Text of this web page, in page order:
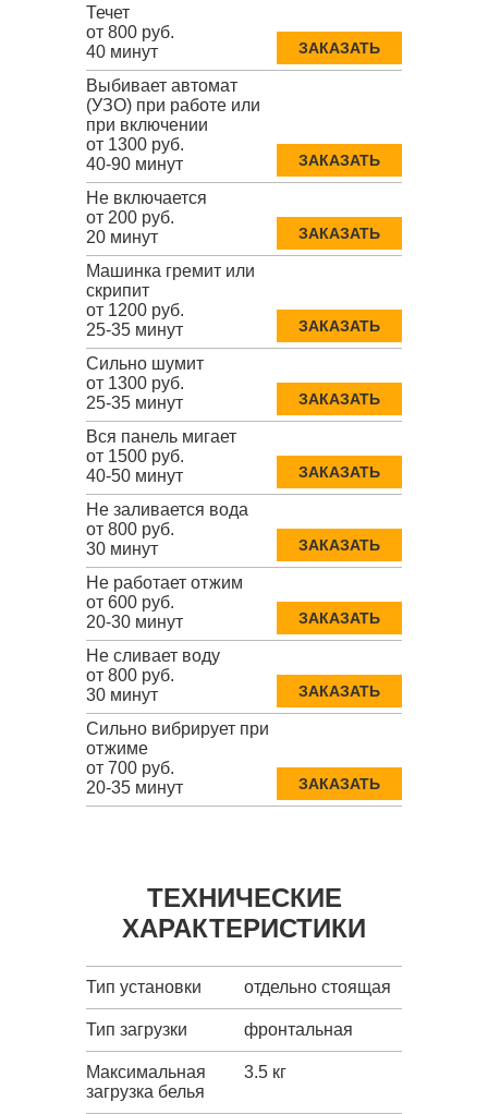
Течет
от 800 руб.
40 минут
ЗАКАЗАТЬ
Выбивает автомат
(УЗО) при работе или
при включении
от 1300 руб.
40-90 минут
ЗАКАЗАТЬ
Не включается
от 200 руб.
20 минут
ЗАКАЗАТЬ
Машинка гремит или
скрипит
от 1200 руб.
25-35 минут
ЗАКАЗАТЬ
Сильно шумит
от 1300 руб.
25-35 минут
ЗАКАЗАТЬ
Вся панель мигает
от 1500 руб.
40-50 минут
ЗАКАЗАТЬ
Не заливается вода
от 800 руб.
30 минут
ЗАКАЗАТЬ
Не работает отжим
от 600 руб.
20-30 минут
ЗАКАЗАТЬ
Не сливает воду
от 800 руб.
30 минут
ЗАКАЗАТЬ
Сильно вибрирует при
отжиме
от 700 руб.
20-35 минут
ЗАКАЗАТЬ
ТЕХНИЧЕСКИЕ
ХАРАКТЕРИСТИКИ
Тип установки отдельно стоящая
Тип загрузки фронтальная
Максимальная
загрузка белья
3.5 кг